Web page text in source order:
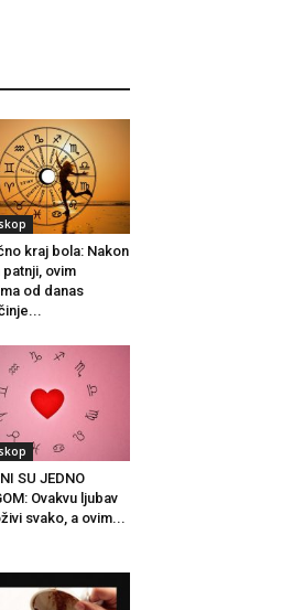
kraj bola: Nakon
patnji, ovim
od danas
SU JEDNO
Ovakvu ljubav
svako, a ovim...